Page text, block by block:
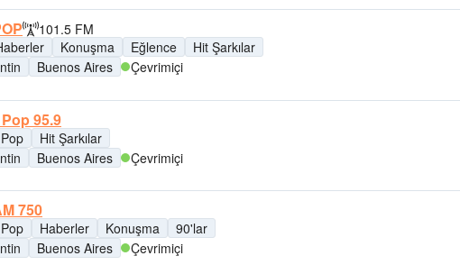
101.5 FM
Konuşma Eğlence
Hit Şarkılar
Buenos Aires Çevrimiçi
95.9
Pop
Hit Şarkılar
Buenos Aires Çevrimiçi
750
Pop Haberler Konuşma
90'lar
Buenos Aires Çevrimiçi